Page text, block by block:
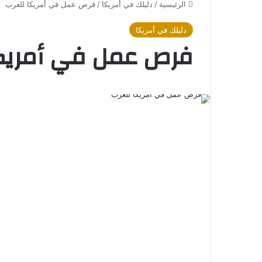
الرئيسية / دليلك في أمريكا / فرص عمل في أمريكا للعرب
دليلك في أمريكا
فرص عمل في